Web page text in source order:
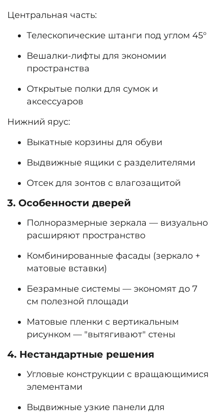
Центральная часть:
Телескопические штанги под углом 45°
Вешалки-лифты для экономии
пространства
Открытые полки для сумок и
аксессуаров
Нижний ярус:
Выкатные корзины для обуви
Выдвижные ящики с разделителями
Отсек для зонтов с влагозащитой
3. Особенности дверей
Полноразмерные зеркала — визуально
расширяют пространство
Комбинированные фасады (зеркало +
матовые вставки)
Безрамные системы — экономят до 7
см полезной площади
Матовые пленки с вертикальным
рисунком — "вытягивают" стены
4. Нестандартные решения
Угловые конструкции с вращающимися
элементами
Выдвижные узкие панели для